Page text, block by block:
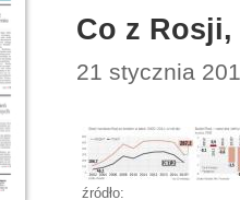
Co z
21 stycznia
źródło: